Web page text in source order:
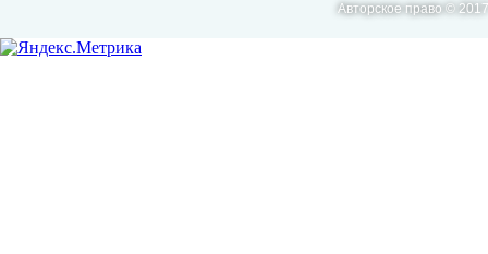
Авторское право ©